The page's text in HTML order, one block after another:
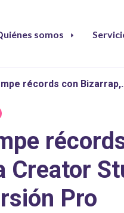
somos
récords con
Creator
Pro